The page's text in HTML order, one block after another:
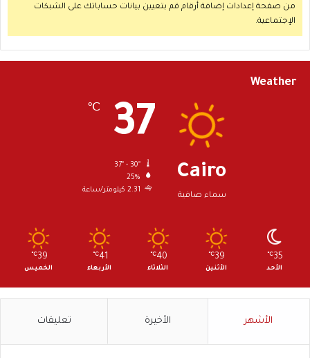
من صفحة إعدادات إضافة أرقام قم بتعيين بيانات حساباتك على الشبكات
الإجتماعية.
Weather
Cairo
سماء صافية
37
℃
25%
2.31 كيلومتر/ساعة
35
℃
الأحد
39
℃
الأثنين
40
℃
الثلاثاء
41
℃
الأربعاء
39
℃
الخميس
الأشهر الأخيرة تعليقات